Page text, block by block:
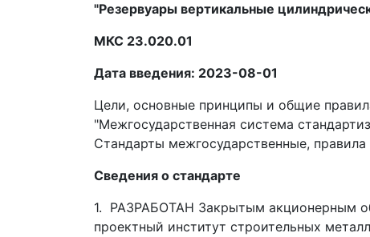
"Резервуары вертикальные
МКС 23.020.01
Дата введения: 2023-08-01
Цели, основные принципы и общие
"Межгосударственная система
Стандарты межгосударственные,
Сведения о стандарте
1. РАЗРАБОТАН Закрытым акционерным
проектный институт строительных